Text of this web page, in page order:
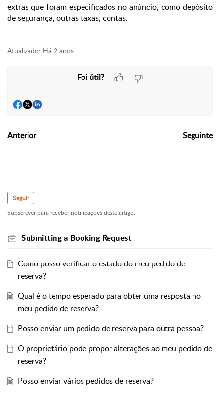
extras que foram especificados no anúncio, como depósito
de segurança, outras taxas, contas.
Atualizado: Há 2 anos
Foi útil?
Anterior Seguinte
Seguir
Subscrever para receber notificações deste artigo.
Submitting a Booking Request
Como posso verificar o estado do meu pedido de
reserva?
Qual é o tempo esperado para obter uma resposta no
meu pedido de reserva?
Posso enviar um pedido de reserva para outra pessoa?
O proprietário pode propor alterações ao meu pedido de
reserva?
Posso enviar vários pedidos de reserva?